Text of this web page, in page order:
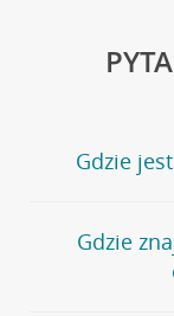
Gdzie
Jeśli szukasz
stronęPlacówki i
wygodna
Gdzie